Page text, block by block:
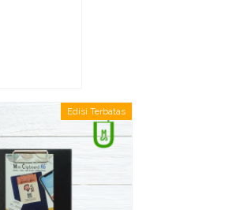
Edisi Terbatas